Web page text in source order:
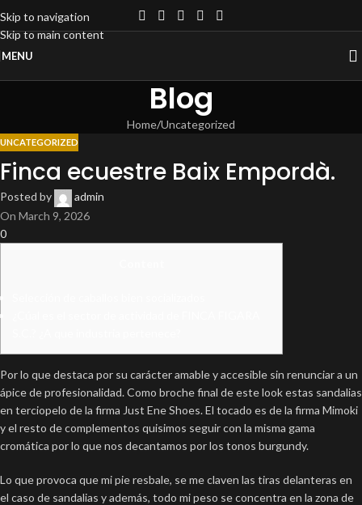
Skip to navigation
Skip to main content
MENU
Blog
Home Uncategorized
UNCATEGORIZED
Finca ecuestre Baix Empordà.
Posted by
admin
On March 9, 2026
0
Por lo que destaca por su carácter amable y accesible sin renunciar a un
ápice de profesionalidad. Como broche final de este look estas sandalias
en terciopelo de la firma Just Ene Shoes. El tocado es de la firma Mimoki
y el resto de complementos quisimos seguir con la misma gama
cromática por lo que nos decantamos por los tonos burgundy.
Lo que provoca que mi pie resbale, se me claven las tiras delanteras en
el caso de sandalias y además, todo mi peso se concentra en la zona de